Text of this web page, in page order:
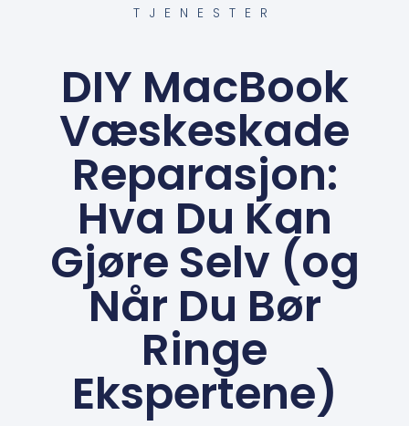
TJENESTER
DIY MacBook
Væskeskade
Reparasjon:
Hva Du Kan
Gjøre Selv (og
Når Du Bør
Ringe
Ekspertene)